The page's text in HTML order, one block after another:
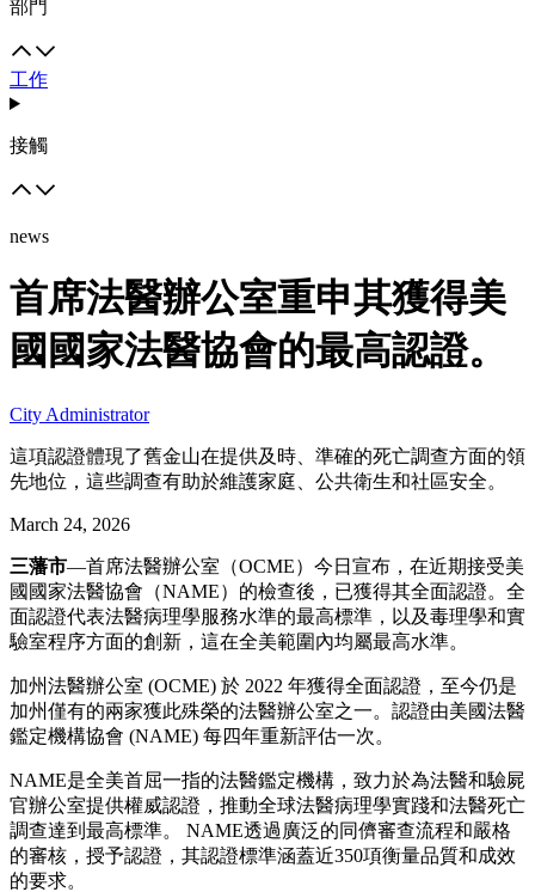
部門
工作
接觸
news
首席法醫辦公室重申其獲得美
國國家法醫協會的最高認證。
City Administrator
這項認證體現了舊金山在提供及時、準確的死亡調查方面的領
先地位，這些調查有助於維護家庭、公共衛生和社區安全。
March 24, 2026
三藩市—首席法醫辦公室（OCME）今日宣布，在近期接受美
國國家法醫協會（NAME）的檢查後，已獲得其全面認證。全
面認證代表法醫病理學服務水準的最高標準，以及毒理學和實
驗室程序方面的創新，這在全美範圍內均屬最高水準。
加州法醫辦公室 (OCME) 於 2022 年獲得全面認證，至今仍是
加州僅有的兩家獲此殊榮的法醫辦公室之一。認證由美國法醫
鑑定機構協會 (NAME) 每四年重新評估一次。
NAME是全美首屈一指的法醫鑑定機構，致力於為法醫和驗屍
官辦公室提供權威認證，推動全球法醫病理學實踐和法醫死亡
調查達到最高標準。 NAME透過廣泛的同儕審查流程和嚴格
的審核，授予認證，其認證標準涵蓋近350項衡量品質和成效
的要求。